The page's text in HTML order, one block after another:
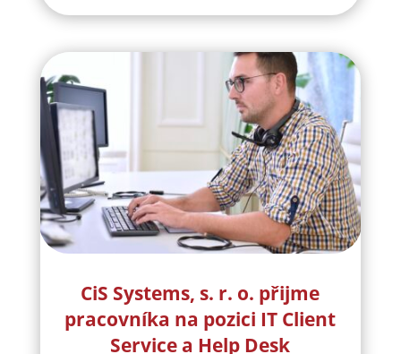
CiS Systems, s. r. o. přijme
pracovníka na pozici IT Client
Service a Help Desk